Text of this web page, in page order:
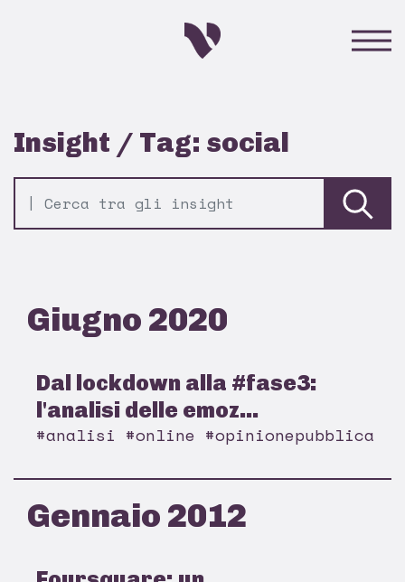
Insight / Tag: social
Giugno 2020
Dal lockdown alla #fase3:
l'analisi delle emoz...
#analisi #online #opinionepubblica
Gennaio 2012